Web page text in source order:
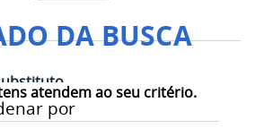
DA BUSCA
atendem ao seu critério.
por